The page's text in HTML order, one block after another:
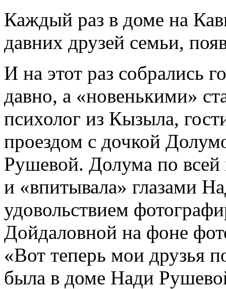
Каждый раз в доме на
давних друзей семьи,
И на этот раз собрались
давно, а «новенькими»
психолог из Кызыла,
проездом с дочкой
Рушевой. Долума по всей
и «впитывала» глазами
удовольствием
Дойдаловной на фоне
«Вот теперь мои друзья
была в доме Нади